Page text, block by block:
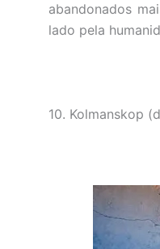
abandonados
lado pela
10. Kolmanskop